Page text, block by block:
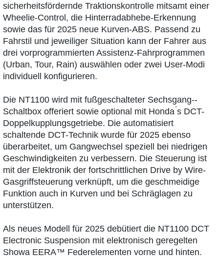
sicherheitsfördernde Traktionskontrolle mitsamt einer
Wheelie-Control, die Hinterradabhebe-Erkennung
sowie das für 2025 neue Kurven-ABS. Passend zu
Fahrstil und jeweiliger Situation kann der Fahrer aus
drei vorprogrammierten Assistenz-Fahrprogrammen
(Urban, Tour, Rain) auswählen oder zwei User-Modi
individuell konfigurieren.
Die NT1100 wird mit fußgeschalteter Sechsgang-­
Schaltbox offeriert sowie optional mit Honda ́s DCT-
Doppelkupplungsgetriebe. Die automatisiert
schaltende DCT-Technik wurde für 2025 ebenso
überarbeitet, um Gangwechsel speziell bei niedrigen
Geschwindigkeiten zu verbessern. Die Steuerung ist
mit der Elektronik der fortschrittlichen Drive by Wire-
Gasgriffsteuerung verknüpft, um die geschmeidige
Funktion auch in Kurven und bei Schräglagen zu
unterstützen.
Als neues Modell für 2025 debütiert die NT1100 DCT
Electronic Suspension mit elektronisch geregelten
Showa EERA™ Federelementen vorne und hinten.